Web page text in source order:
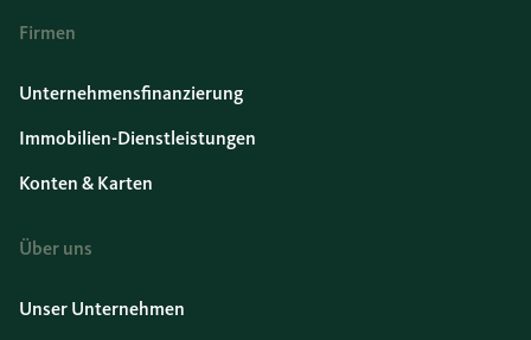
Firmen
Unternehmensfinanzierung
Immobilien-Dienstleistungen
Konten & Karten
Über uns
Unser Unternehmen